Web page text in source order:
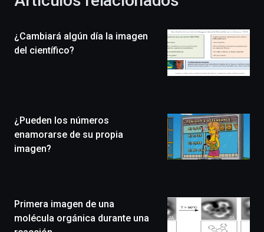
celebración
novena
edición
un
festival
que
llenará
monólogos,
exposiciones,
¿Cambiará algún día la imagen
del científico?
¿Pueden los números
enamorarse de su propia
imagen?
Primera imagen de una
molécula orgánica durante una